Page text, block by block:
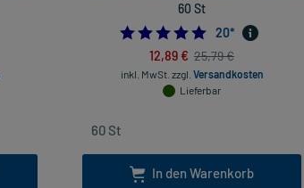
60 St
5.0
20*
12,89 € 25,79 €
inkl. MwSt. zzgl. Versandkosten
Lieferbar
In den Warenkorb